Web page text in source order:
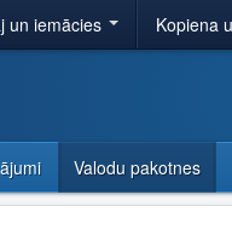
un iemācies Kopiena
Valodu pakotnes